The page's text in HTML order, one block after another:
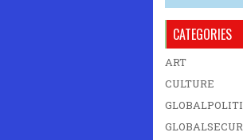
CATEGORIES
ART
CULTURE